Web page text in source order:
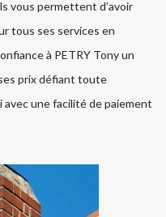
vous permettent d’avoir
tous ses services en
à PETRY Tony un
prix défiant toute
avec une facilité de paiement